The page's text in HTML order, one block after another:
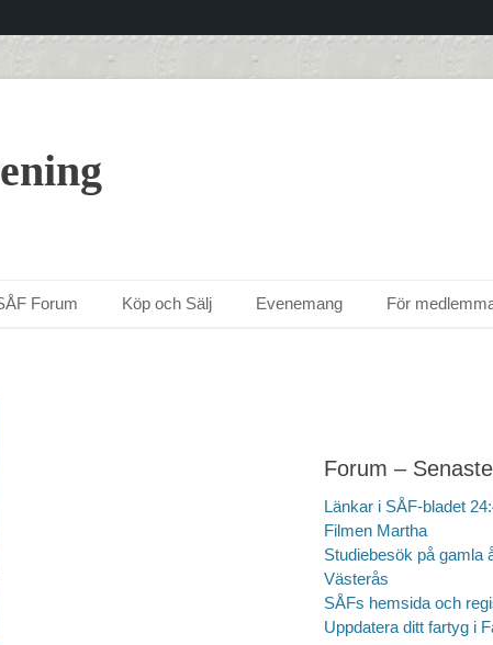
Forum Köp och Sälj Evenemang För
Forum –
Länkar i SÅF-bladet
Filmen Martha
Studiebesök på gamla
Västerås
SÅFs hemsida och
Uppdatera ditt fartyg i